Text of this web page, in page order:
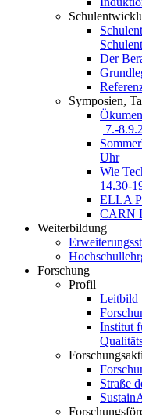
Der
Symposien,
| 7.-
Uhr
Wie
14.30-
ELLA
CARN
Weiterbildung
Forschung
Profil
Leitbild
Institut
Straße